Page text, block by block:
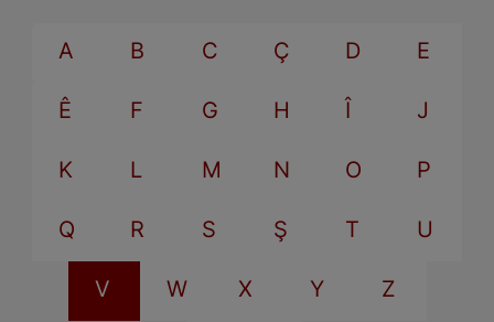
A B C Ç D E
Ê F G H Î J
K L M N O P
Q R S Ş T U
V W X Y Z